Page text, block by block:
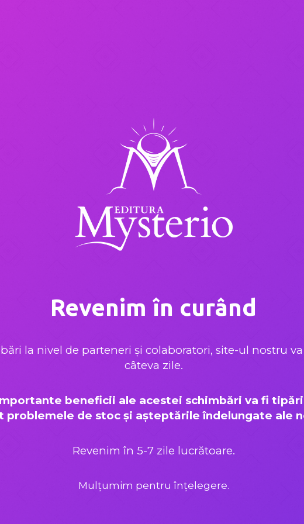
Revenim în curând
la nivel de parteneri și colaboratori, site-ul nostru
câteva zile.
beneficii ale acestei schimbări va fi
problemele de stoc și așteptările îndelungate ale
Revenim în 5-7 zile lucrătoare.
Mulțumim pentru înțelegere.